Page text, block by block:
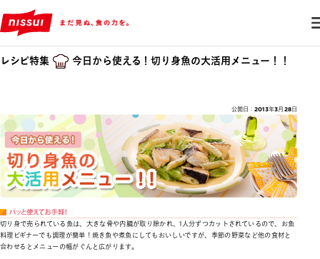
レシピ特集 今日から使える！切り身魚の大活用メニュー！！
公開日：2013年3月28日
切り身で売られている魚は、大きな骨や内臓が取り除かれ、1人分ずつカットされているので、お魚
料理ビギナーでも調理が簡単！焼き魚や煮魚にしてもおいしいですが、季節の野菜など他の食材と
合わせるとメニューの幅がぐんと広がります。